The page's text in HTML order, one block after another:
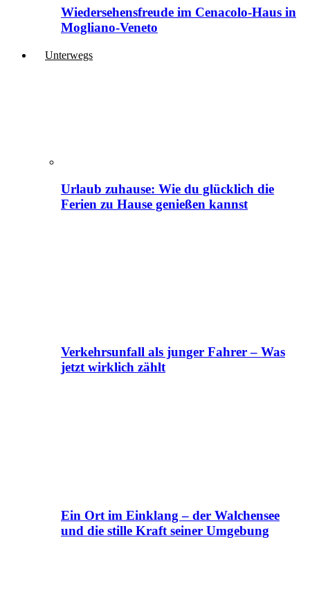
Wiedersehensfreude im Cenacolo-Haus in
Mogliano-Veneto
Unterwegs
Urlaub zuhause: Wie du glücklich die
Ferien zu Hause genießen kannst
Verkehrsunfall als junger Fahrer – Was
jetzt wirklich zählt
Ein Ort im Einklang – der Walchensee
und die stille Kraft seiner Umgebung